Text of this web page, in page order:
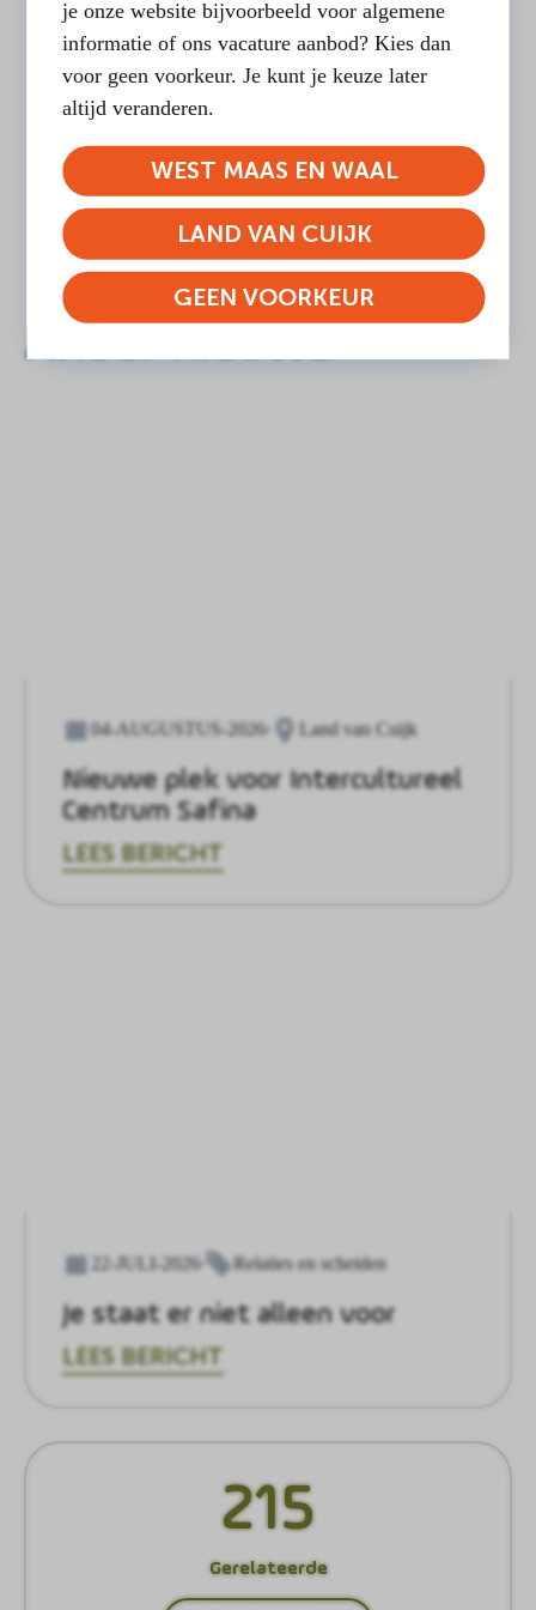
Ander nieuws
04-AUGUSTUS-2026 Land van Cuijk
Nieuwe plek voor Intercultureel
Centrum Safina
LEES BERICHT
22-JULI-2026 Relaties en scheiden
Je staat er niet alleen voor
LEES BERICHT
215
Gerelateerde
je onze website bijvoorbeeld voor algemene
informatie of ons vacature aanbod? Kies dan
voor geen voorkeur. Je kunt je keuze later
altijd veranderen.
WEST MAAS EN WAAL
LAND VAN CUIJK
GEEN VOORKEUR